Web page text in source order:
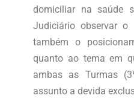
domiciliar na saúde
Judiciário observar o
também o
quanto ao tema em
ambas as Turmas
assunto a devida